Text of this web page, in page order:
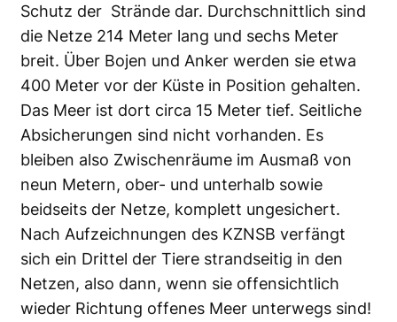
Schutz der Strände dar. Durchschnittlich sind
die Netze 214 Meter lang und sechs Meter
breit. Über Bojen und Anker werden sie etwa
400 Meter vor der Küste in Position gehalten.
Das Meer ist dort circa 15 Meter tief. Seitliche
Absicherungen sind nicht vorhanden. Es
bleiben also Zwischenräume im Ausmaß von
neun Metern, ober- und unterhalb sowie
beidseits der Netze, komplett ungesichert.
Nach Aufzeichnungen des KZNSB verfängt
sich ein Drittel der Tiere strandseitig in den
Netzen, also dann, wenn sie offensichtlich
wieder Richtung offenes Meer unterwegs sind!